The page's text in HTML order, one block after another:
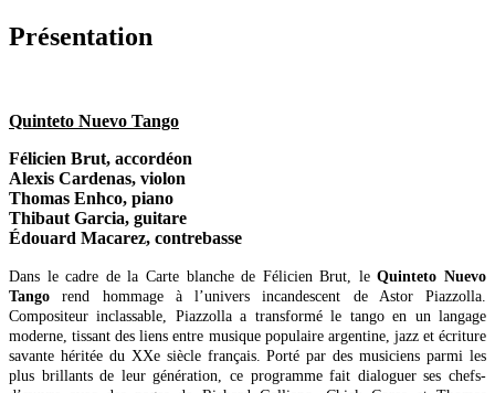
Présentation
Quinteto Nuevo Tango
Félicien Brut, accordéon
Alexis Cardenas, violon
Thomas Enhco, piano
Thibaut Garcia, guitare
Édouard Macarez, contrebasse
Dans le cadre de la Carte blanche de Félicien Brut, leQuinteto Nuevo
Tango rend hommage à l’univers incandescent de Astor Piazzolla.
Compositeur inclassable, Piazzolla a transformé le tango en un langage
moderne, tissant des liens entre musique populaire argentine, jazz et écriture
savante héritée du XXe siècle français. Porté par des musiciens parmi les
plus brillants de leur génération, ce programme fait dialoguer ses chefs-